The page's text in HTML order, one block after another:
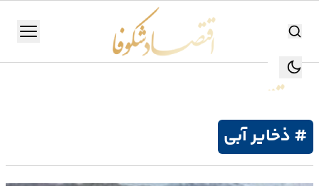
جستجو
منو
تولید
# ذخایر آبی